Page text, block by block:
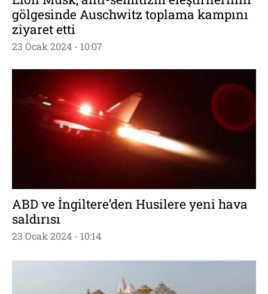
gölgesinde Auschwitz toplama kampını
ziyaret etti
23 Ocak 2024 - 10:07
ABD ve İngiltere’den Husilere yeni hava
saldırısı
23 Ocak 2024 - 10:14